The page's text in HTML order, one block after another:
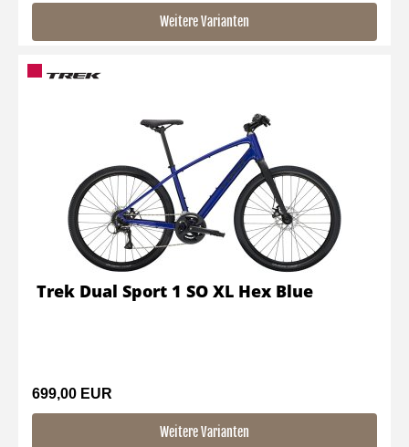
Weitere Varianten
699,00 EUR
Weitere Varianten
Trek Dual Sport 1 SO XL Hex Blue